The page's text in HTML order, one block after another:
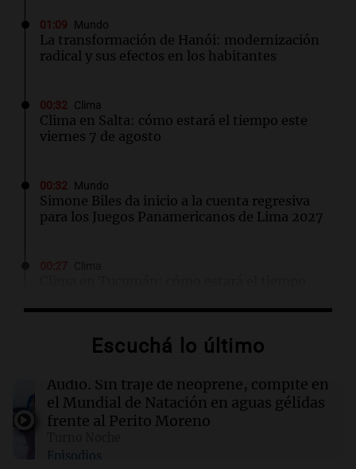
01:09 Mundo
La transformación de Hanói: modernización
radical y sus efectos en los habitantes
00:32 Clima
Clima en Salta: cómo estará el tiempo este
viernes 7 de agosto
00:32 Mundo
Simone Biles da inicio a la cuenta regresiva
para los Juegos Panamericanos de Lima 2027
Clima
este viernes 7 de agosto
00:16 Clima
viernes 7 de agosto
Escuchá lo último
Audio. Sin traje de neoprene, compite en
el Mundial de Natación en aguas gélidas
frente al Perito Moreno
Episodios